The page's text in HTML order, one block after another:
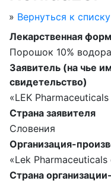
» Вернуться к списку
Лекарственная
Порошок 10%
Заявитель (на чье
свидетельство)
«LEK
Страна заявителя
Словения
Организация-
«Lek Pharmaceuticals
Страна